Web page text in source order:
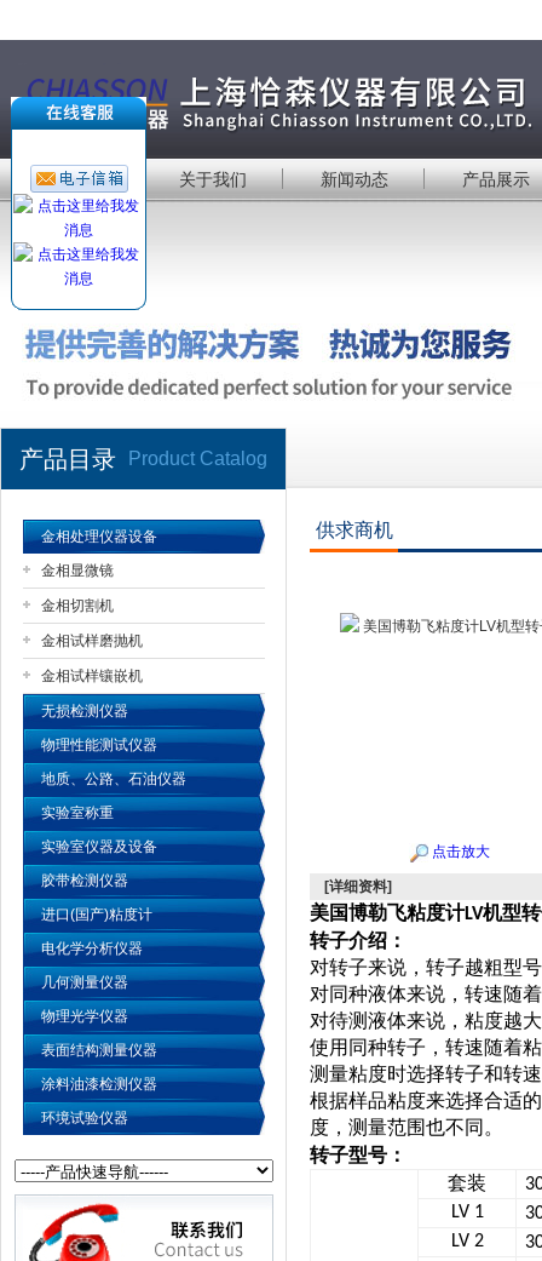
公司名称
首 页 关于我们 新闻动态 产品展示
产品目录 Product Catalog
金相处理仪器设备
金相显微镜
金相切割机
金相试样磨抛机
金相试样镶嵌机
无损检测仪器
物理性能测试仪器
地质、公路、石油仪器
实验室称重
实验室仪器及设备
胶带检测仪器
进口(国产)粘度计
电化学分析仪器
几何测量仪器
物理光学仪器
表面结构测量仪器
涂料油漆检测仪器
环境试验仪器
供求商机
点击放大
[详细资料]
美国博勒飞粘度计LV机型
转子介绍：
对转子来说，转子越粗型
对同种液体来说，转速随
对待测液体来说，粘度越
使用同种转子，转速随着
测量粘度时选择转子和转
根据样品粘度来选择合适
度，测量范围也不同。
转子型号：
套装
LV 1
LV 2